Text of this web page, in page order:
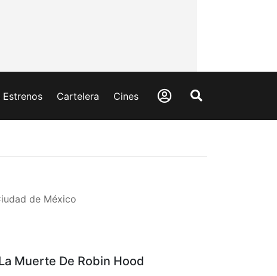
Estrenos Cartelera Cines
de México
Muerte De Robin Hood